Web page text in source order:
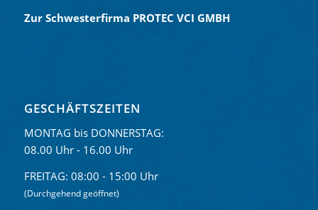
Zur Schwesterfirma PROTEC VCI GMBH
GESCHÄFTSZEITEN
MONTAG bis DONNERSTAG:
08.00 Uhr - 16.00 Uhr
FREITAG: 08:00 - 15:00 Uhr
(Durchgehend geöffnet)